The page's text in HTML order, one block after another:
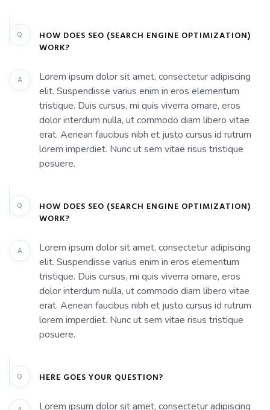
Q
HOW DOES SEO (SEARCH ENGINE OPTIMIZATION)
WORK?
A
Lorem ipsum dolor sit amet, consectetur adipiscing
elit. Suspendisse varius enim in eros elementum
tristique. Duis cursus, mi quis viverra ornare, eros
dolor interdum nulla, ut commodo diam libero vitae
erat. Aenean faucibus nibh et justo cursus id rutrum
lorem imperdiet. Nunc ut sem vitae risus tristique
posuere.
Q
HOW DOES SEO (SEARCH ENGINE OPTIMIZATION)
WORK?
A
Lorem ipsum dolor sit amet, consectetur adipiscing
elit. Suspendisse varius enim in eros elementum
tristique. Duis cursus, mi quis viverra ornare, eros
dolor interdum nulla, ut commodo diam libero vitae
erat. Aenean faucibus nibh et justo cursus id rutrum
lorem imperdiet. Nunc ut sem vitae risus tristique
posuere.
Q HERE GOES YOUR QUESTION?
Lorem ipsum dolor sit amet, consectetur adipiscing